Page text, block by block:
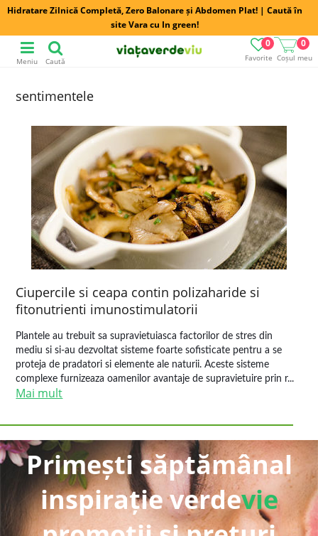
Hidratare Zilnică Completă, Zero Balonare și Abdomen Plat! | Caută în
site Vara cu In green!
Favorite
0
Coșul meu
0
Meniu Caută
sentimentele
Ciupercile si ceapa contin polizaharide si
fitonutrienti imunostimulatorii
Plantele au trebuit sa supravietuiasca factorilor de stres din
mediu si si-au dezvoltat sisteme foarte sofisticate pentru a se
proteja de pradatori si elemente ale naturii. Aceste sisteme
complexe furnizeaza oamenilor avantaje de supravietuire prin r...
Mai mult
Primești săptămânal
inspirație verdevie